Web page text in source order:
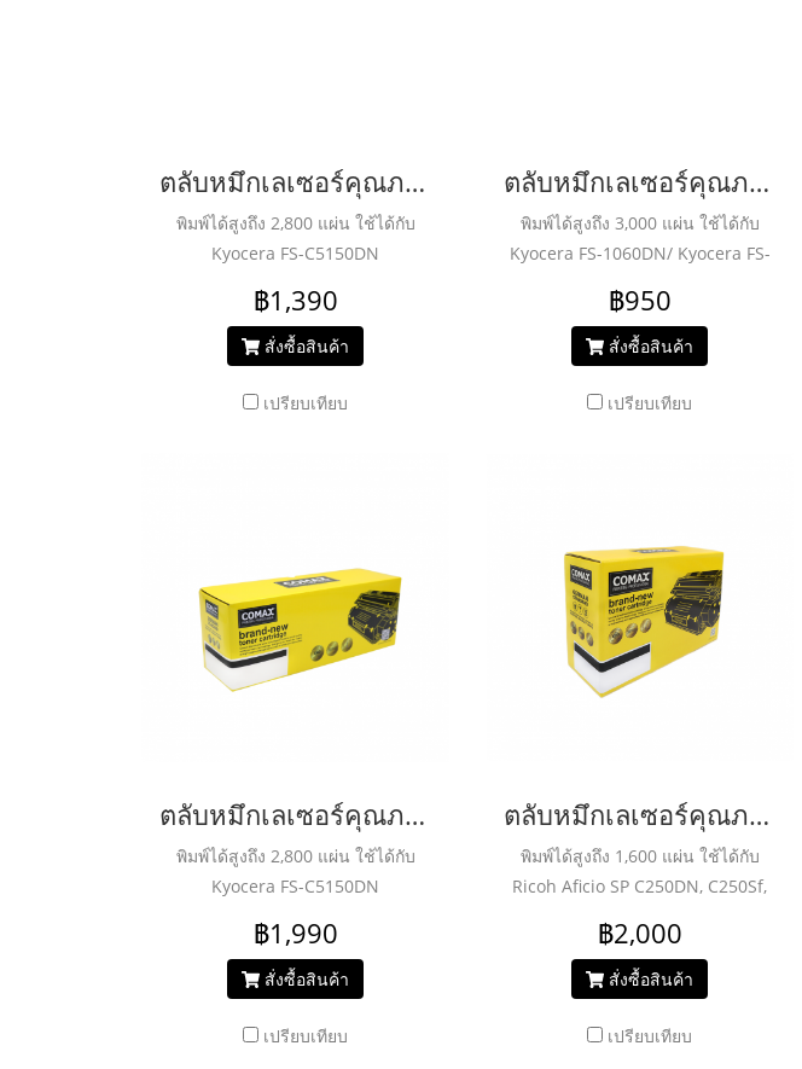
ตลับหมึกเลเซอร์คุณภาพสูงสำหรับ KYOCERA รุ่น TK584 Black
พิมพ์ได้สูงถึง 2,800 แผ่น ใช้ได้กับ
Kyocera FS-C5150DN
฿1,390
สั่งซื้อสินค้า
เปรียบเทียบ
ตลับหมึกเลเซอร์คุณภาพสูงสำหรับ KYOCERA รุ่น TK1124 BK
พิมพ์ได้สูงถึง 3,000 แผ่น ใช้ได้กับ
Kyocera FS-1060DN/ Kyocera FS-
1025MFP/ Kyocera FS-1125MFP
฿950
สั่งซื้อสินค้า
เปรียบเทียบ
ตลับหมึกเลเซอร์คุณภาพสูงสำหรับ KYOCERA รุ่น TK584 Yellow
พิมพ์ได้สูงถึง 2,800 แผ่น ใช้ได้กับ
Kyocera FS-C5150DN
฿1,990
สั่งซื้อสินค้า
เปรียบเทียบ
ตลับหมึกเลเซอร์คุณภาพสูงสำหรับ RICOH รุ่น C250/C260/C261 C
พิมพ์ได้สูงถึง 1,600 แผ่น ใช้ได้กับ
Ricoh Aficio SP C250DN, C250Sf,
C260DNw, C261SNW
฿2,000
สั่งซื้อสินค้า
เปรียบเทียบ